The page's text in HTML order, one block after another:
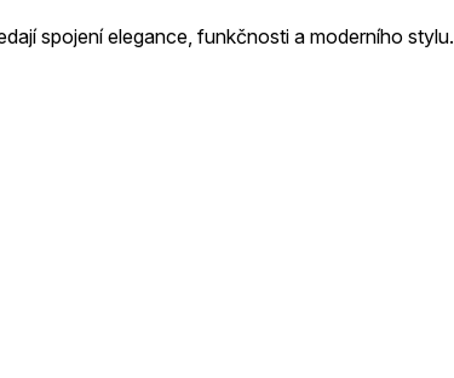
spojení elegance, funkčnosti a moderního stylu.